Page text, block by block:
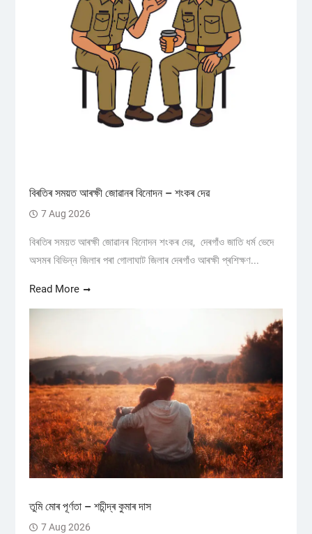
বিৰতিৰ সময়ত আৰক্ষী জোৱানৰ বিনোদন – শংকৰ দেৱ
7 Aug 2026
বিৰতিৰ সময়ত আৰক্ষী জোৱানৰ বিনোদন শংকৰ দেৱ, দেৰগাঁও জাতি ধৰ্ম ভেদে
অসমৰ বিভিন্ন জিলাৰ পৰা গোলাঘাট জিলাৰ দেৰগাঁও আৰক্ষী প্ৰশিক্ষণ...
Read More
তুমি মোৰ পূৰ্ণতা – শচীন্দ্ৰ কুমাৰ দাস
7 Aug 2026